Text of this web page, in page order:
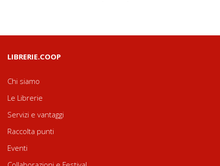
LIBRERIE.COOP
Chi siamo
Le Librerie
Servizi e vantaggi
Raccolta punti
Eventi